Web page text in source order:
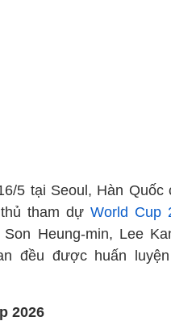
5 tại Seoul, Hàn Quốc
tham dự World Cup
Heung-min, Lee
đều được huấn
2026